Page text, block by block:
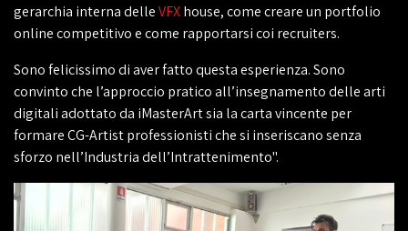
gerarchia interna delleVFXhouse, come creare un portfolio
online competitivo e come rapportarsi coi recruiters.
Sono felicissimo di aver fatto questa esperienza. Sono
convinto che l’approccio pratico all’insegnamento delle arti
digitali adottato da iMasterArt sia la carta vincente per
formare CG-Artist professionisti che si inseriscano senza
sforzo nell’Industria dell’Intrattenimento".